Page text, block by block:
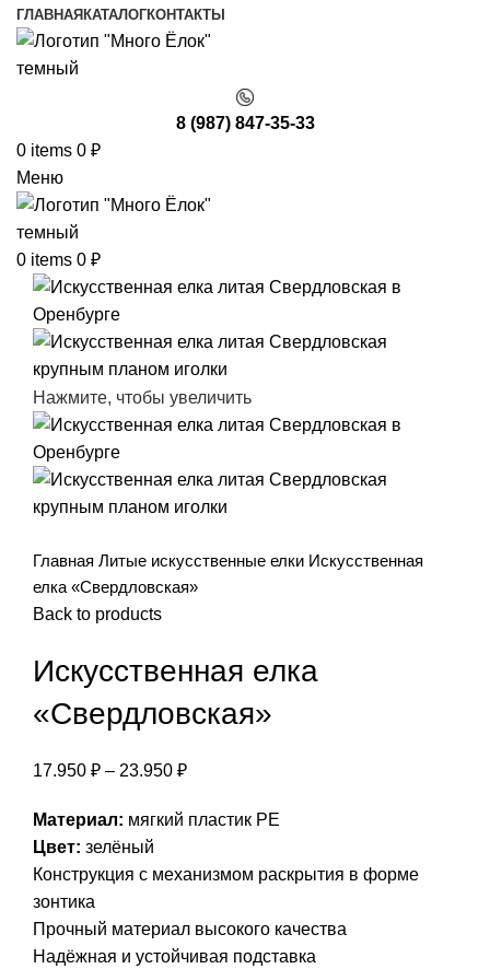
ГЛАВНАЯ КАТАЛОГКОНТАКТЫ
8 (987) 847-35-33
0 items 0 ₽
Меню
0 items 0 ₽
Нажмите, чтобы увеличить
Главная Литые искусственные елки Искусственная
елка «Свердловская»
Back to products
Искусственная елка
«Свердловская»
17.950 ₽ – 23.950 ₽
Материал: мягкий пластик PE
Цвет: зелёный
Конструкция с механизмом раскрытия в форме
зонтика
Прочный материал высокого качества
Надёжная и устойчивая подставка